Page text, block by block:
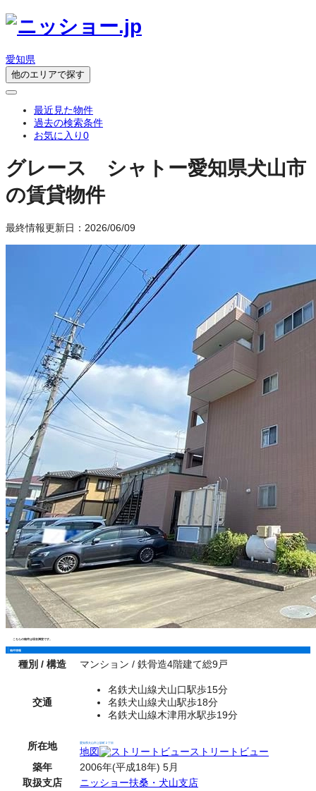
愛知県
他のエリアで探す
最近見た物件
過去の検索条件
お気に入り0
グレース シャトー愛知県犬山市
の賃貸物件
最終情報更新日：2026/06/09
こちらの物件は現在満室です。
物件情報
種別 / 構造 マンション / 鉄骨造4階建て総9戸
交通
名鉄犬山線犬山口駅歩15分
名鉄犬山線犬山駅歩18分
名鉄犬山線木津用水駅歩19分
所在地 愛知県犬山市上坂町２丁目
地図
ストリートビュー
築年
2006年(平成18年) 5月
取扱支店
ニッショー扶桑・犬山支店